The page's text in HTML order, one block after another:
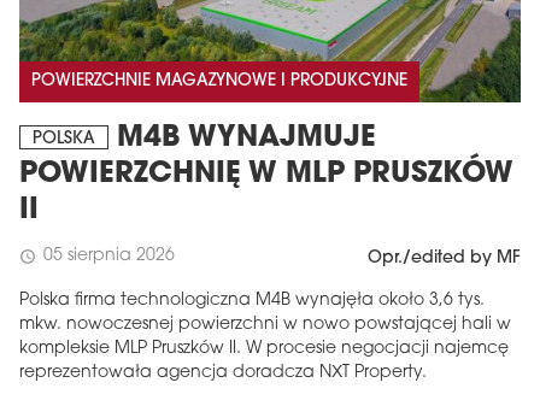
POWIERZCHNIE MAGAZYNOWE I PRODUKCYJNE
POLSKA
M4B WYNAJMUJE
POWIERZCHNIĘ W MLP PRUSZKÓW
II
schedule 05 sierpnia 2026 Opr./edited by MF
Polska firma technologiczna M4B wynajęła około 3,6 tys.
mkw. nowoczesnej powierzchni w nowo powstającej hali w
kompleksie MLP Pruszków II. W procesie negocjacji najemcę
reprezentowała agencja doradcza NXT Property.
MAGAZYN
Wydanie 6 (308)
CZERWIEC 2026